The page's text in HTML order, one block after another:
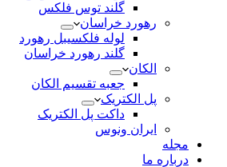
گلند توس فلکس
رهورد خراسان
لوله فلکسیبل رهورد
گلند رهورد خراسان
الکان
جعبه تقسیم الکان
پل الکتریک
داکت پل الکتریک
ایران ونوس
مجله
درباره ما